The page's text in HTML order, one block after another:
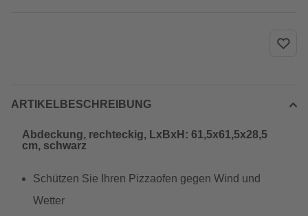
ARTIKELBESCHREIBUNG
Abdeckung, rechteckig, LxBxH: 61,5x61,5x28,5
cm, schwarz
Schützen Sie Ihren Pizzaofen gegen Wind und
Wetter